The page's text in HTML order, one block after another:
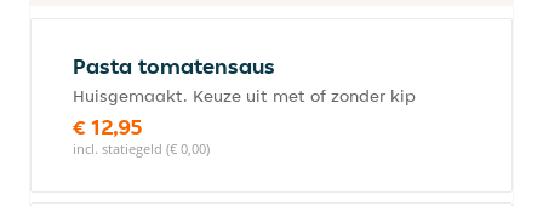
Pasta tomatensaus
Huisgemaakt. Keuze uit met of zonder kip
€ 12,95
incl. statiegeld (€ 0,00)